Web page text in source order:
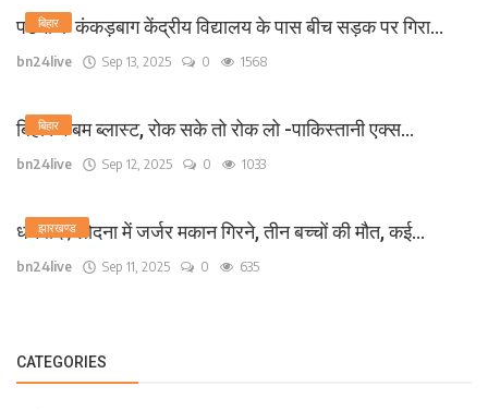
बिहार
पटना के कंकड़बाग केंद्रीय विद्यालय के पास बीच सड़क पर गिरा...
bn24live Sep 13, 2025 0 1568
बिहार
बिहार में बम ब्लास्ट, रोक सके तो रोक लो -पाकिस्तानी एक्स...
bn24live Sep 12, 2025 0 1033
झारखण्ड
धनबाद /लोदना में जर्जर मकान गिरने, तीन बच्चों की मौत, कई...
bn24live Sep 11, 2025 0 635
CATEGORIES